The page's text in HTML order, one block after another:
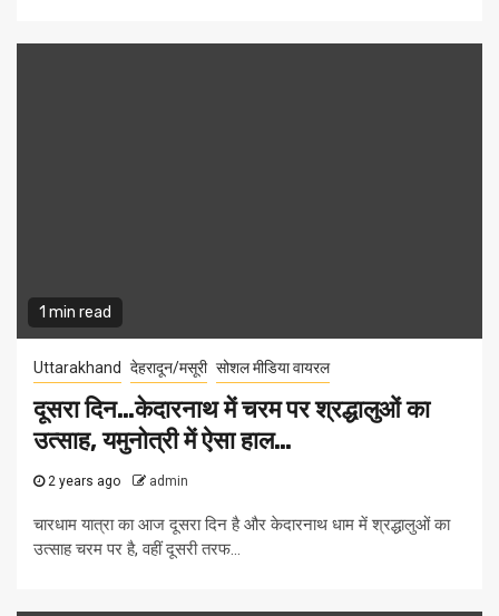
1 min read
Uttarakhand देहरादून/मसूरी सोशल मीडिया वायरल
दूसरा दिन…केदारनाथ में चरम पर श्रद्धालुओं का
उत्साह, यमुनोत्री में ऐसा हाल…
2 years ago admin
चारधाम यात्रा का आज दूसरा दिन है और केदारनाथ धाम में श्रद्धालुओं का
उत्साह चरम पर है, वहीं दूसरी तरफ...